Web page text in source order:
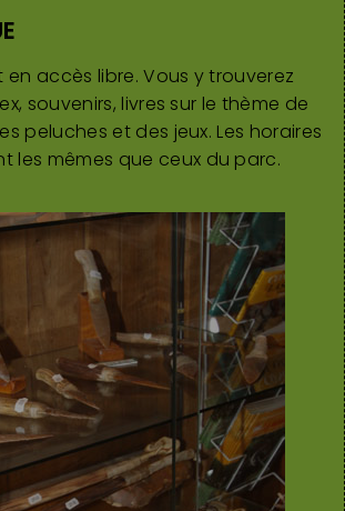
en accès libre. Vous y trouverez
souvenirs, livres sur le thème de
peluches et des jeux. Les horaires
les mêmes que ceux du parc.